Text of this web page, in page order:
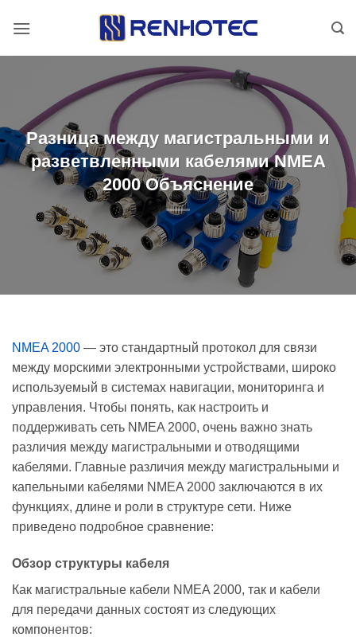
Разница между магистральными и
разветвленными кабелями NMEA
2000 Объяснение
NMEA 2000 — это стандартный протокол для связи
между морскими электронными устройствами, широко
используемый в системах навигации, мониторинга и
управления. Чтобы понять, как настроить и
поддерживать сеть NMEA 2000, очень важно знать
различия между магистральными и отводящими
кабелями. Главные различия между магистральными и
капельными кабелями NMEA 2000 заключаются в их
функциях, длине и роли в структуре сети. Ниже
приведено подробное сравнение:
Обзор структуры кабеля
Как магистральные кабели NMEA 2000, так и кабели
для передачи данных состоят из следующих
компонентов: